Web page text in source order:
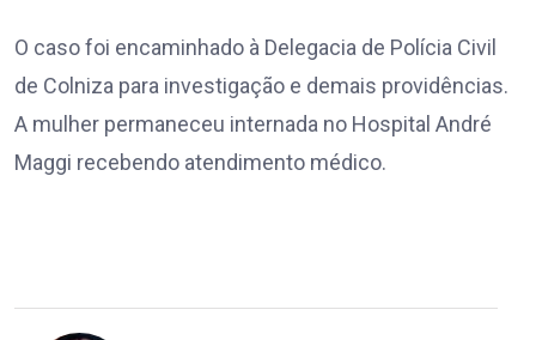
O caso foi encaminhado à Delegacia de Polícia Civil
de Colniza para investigação e demais providências.
A mulher permaneceu internada no Hospital André
Maggi recebendo atendimento médico.